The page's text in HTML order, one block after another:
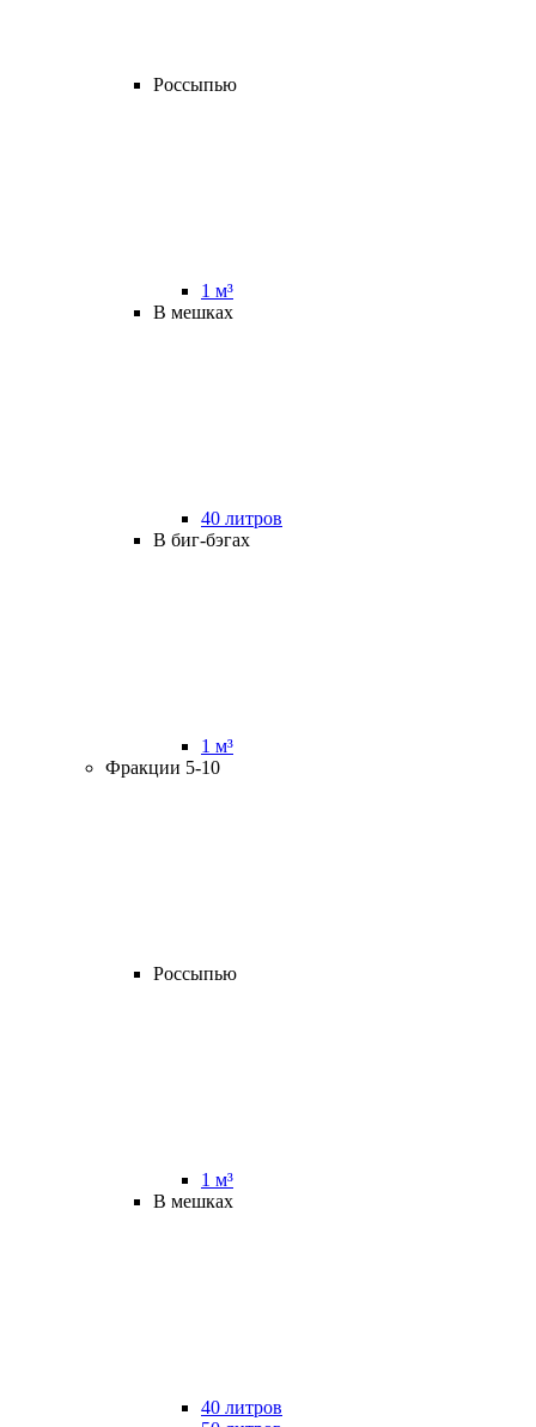
Россыпью
1 м³
В мешках
40 литров
В биг-бэгах
1 м³
Фракции 5-10
Россыпью
1 м³
В мешках
40 литров